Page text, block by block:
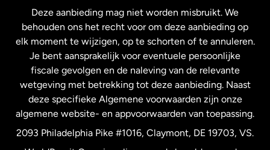
Nieuw-Zeeland
Spanje
Verenigd Koninkrijk
Verenigde Staten English
Deze aanbieding mag niet worden misbruikt. We
behouden ons het recht voor om deze aanbieding op
elk moment te wijzigen, op te schorten of te annuleren.
Je bent aansprakelijk voor eventuele persoonlijke
fiscale gevolgen en de naleving van de relevante
wetgeving met betrekking tot deze aanbieding. Naast
deze specifieke Algemene voorwaarden zijn onze
algemene website- en appvoorwaarden van toepassing.
2093 Philadelphia Pike #1016, Claymont, DE 19703, VS.